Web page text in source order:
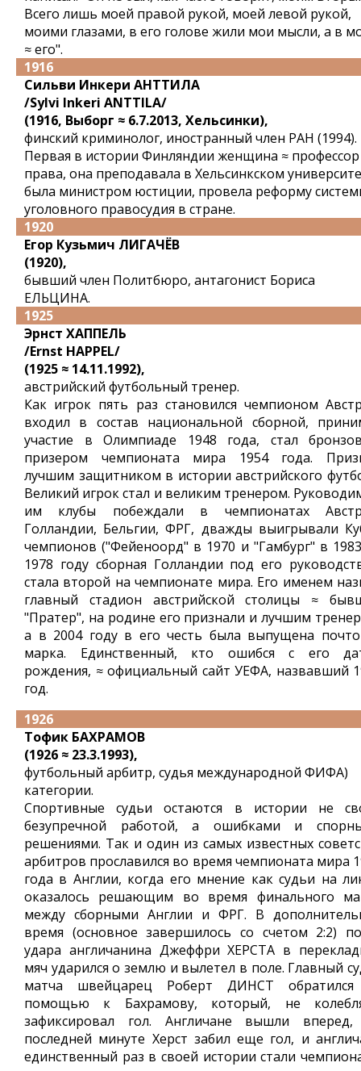
Всего лишь моей правой рукой, моей левой рукой,
моими глазами, в его голове жили мои мысли, а в
≈ его".
1916
Сильви Инкери АНТТИЛА
/Sylvi Inkeri ANTTILA/
(1916, Выборг ≈ 6.7.2013, Хельсинки),
финский криминолог, иностранный член РАН (1994).
Первая в истории Финляндии женщина ≈ профессор
права, она преподавала в Хельсинкском
была министром юстиции, провела реформу
уголовного правосудия в стране.
1920
Егор Кузьмич ЛИГАЧЁВ
(1920),
бывший член Политбюро, антагонист Бориса
ЕЛЬЦИНА.
1925
Эрнст ХАППЕЛЬ
/Ernst HAPPEL/
(1925 ≈ 14.11.1992),
австрийский футбольный тренер.
Как игрок пять раз становился чемпионом
входил в состав национальной сборной,
участие в Олимпиаде 1948 года, стал
призером чемпионата мира 1954 года.
лучшим защитником в истории австрийского
Великий игрок стал и великим тренером.
им клубы побеждали в чемпионатах
Голландии, Бельгии, ФРГ, дважды выигрывали
чемпионов ("Фейеноорд" в 1970 и "Гамбург" в
1978 году сборная Голландии под его
стала второй на чемпионате мира. Его именем
главный стадион австрийской столицы ≈
"Пратер", на родине его признали и лучшим
а в 2004 году в его честь была выпущена
марка. Единственный, кто ошибся с его
рождения, ≈ официальный сайт УЕФА, назвавший
год.
1926
Тофик БАХРАМОВ
(1926 ≈ 23.3.1993),
футбольный арбитр, судья международной ФИФА)
категории.
Спортивные судьи остаются в истории не
безупречной работой, а ошибками и
решениями. Так и один из самых известных
арбитров прославился во время чемпионата мира
года в Англии, когда его мнение как судьи на
оказалось решающим во время финального
между сборными Англии и ФРГ. В
время (основное завершилось со счетом 2:2)
удара англичанина Джеффри ХЕРСТА в
мяч ударился о землю и вылетел в поле. Главный
матча швейцарец Роберт ДИНСТ
помощью к Бахрамову, который, не
зафиксировал гол. Англичане вышли
последней минуте Херст забил еще гол, и
единственный раз в своей истории стали